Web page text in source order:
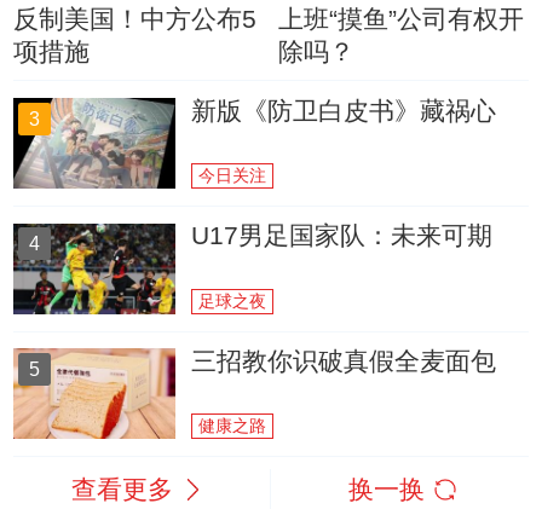
反制美国！中方公布5
项措施
上班“摸鱼”公司有权开
除吗？
3 新版《防卫白皮书》藏祸心
今日关注
4 U17男足国家队：未来可期
足球之夜
5 三招教你识破真假全麦面包
健康之路
查看更多 换一换